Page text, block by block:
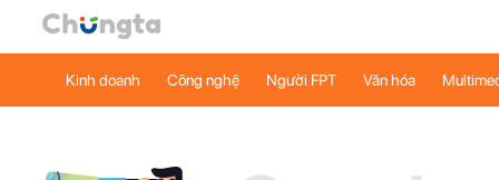
Kinh doanh Công nghệ Người FPT Văn hóa